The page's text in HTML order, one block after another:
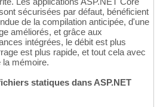
sécurisées par défaut, bénéficient
de la compilation anticipée, d'une
améliorés, et grâce aux
intégrées, le débit est plus
est plus rapide, et tout cela avec
la mémoire.
statiques dans ASP.NET